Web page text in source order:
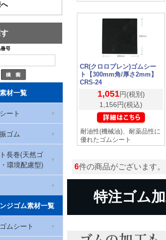
材一覧
ート
ゴムシート
応)
トリルゴム)
ロロプレン)
ラバー
ゴム
振ゴムマット
振ゴムマット
蔵庫用)
ネナイト)
長巻(天然ゴ
環境配慮型)
パー
ョンゴム(筒状)
ジゴム素材一覧
ムシート
CR(クロロプレン)ゴムシー
ト【300mm角/厚さ2mm】
CRS-24
1,051円(税別)
1,156円(税込)
耐油性(機械油)、耐薬品性に
優れたゴムシート
6件の商品がございます。
特注ゴム